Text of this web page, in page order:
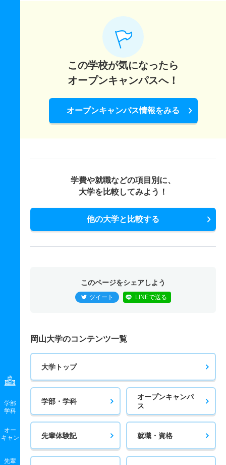
学部
学科
オー
キャン
先輩
この学校が気になったら
オープンキャンパスへ！
オープンキャンパス情報をみる
学費や就職などの項目別に、
大学を比較してみよう！
他の大学と比較する
このページをシェアしよう
ツイート LINEで送る
岡山大学のコンテンツ一覧
大学トップ
学部・学科
オープンキャンパ
ス
先輩体験記 就職・資格